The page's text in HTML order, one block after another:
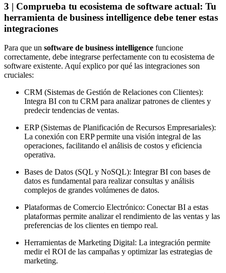
3 | Comprueba tu ecosistema de software actual: Tu
herramienta de business intelligence debe tener estas
integraciones
Para que un software de business intelligence funcione
correctamente, debe integrarse perfectamente con tu ecosistema de
software existente. Aquí explico por qué las integraciones son
cruciales:
CRM (Sistemas de Gestión de Relaciones con Clientes):
Integra BI con tu CRM para analizar patrones de clientes y
predecir tendencias de ventas.
ERP (Sistemas de Planificación de Recursos Empresariales):
La conexión con ERP permite una visión integral de las
operaciones, facilitando el análisis de costos y eficiencia
operativa.
Bases de Datos (SQL y NoSQL): Integrar BI con bases de
datos es fundamental para realizar consultas y análisis
complejos de grandes volúmenes de datos.
Plataformas de Comercio Electrónico: Conectar BI a estas
plataformas permite analizar el rendimiento de las ventas y las
preferencias de los clientes en tiempo real.
Herramientas de Marketing Digital: La integración permite
medir el ROI de las campañas y optimizar las estrategias de
marketing.